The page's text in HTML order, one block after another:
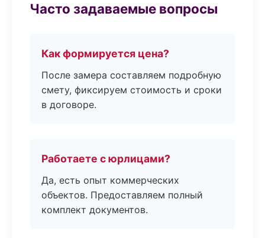
Часто задаваемые вопросы
Как формируется цена?
После замера составляем подробную
смету, фиксируем стоимость и сроки
в договоре.
Работаете с юрлицами?
Да, есть опыт коммерческих
объектов. Предоставляем полный
комплект документов.